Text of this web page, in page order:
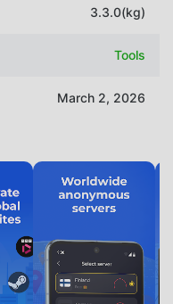
3.3.0(kg)
Tools
March 2, 2026